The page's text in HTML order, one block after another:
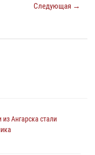
Следующая →
Ангарска стали